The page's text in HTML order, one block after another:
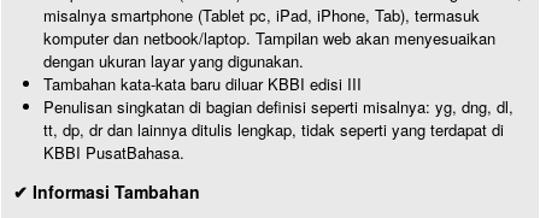
misalnya smartphone (Tablet pc, iPad, iPhone, Tab), termasuk
komputer dan netbook/laptop. Tampilan web akan menyesuaikan
dengan ukuran layar yang digunakan.
Tambahan kata-kata baru diluar KBBI edisi III
Penulisan singkatan di bagian definisi seperti misalnya: yg, dng, dl,
tt, dp, dr dan lainnya ditulis lengkap, tidak seperti yang terdapat di
KBBI PusatBahasa.
✔ Informasi Tambahan